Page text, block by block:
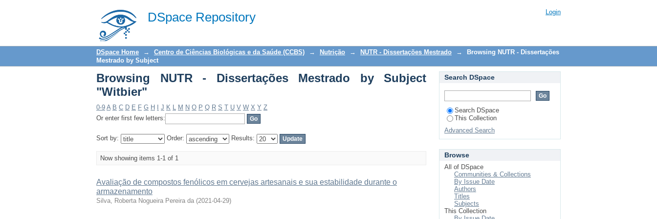
DSpace Repository
Browsing NUTR - Dissertações Mestrado by Subject "Witbier" Login
DSpace Home → Centro de Ciências Biológicas e da Saúde (CCBS) → Nutrição → NUTR - Dissertações Mestrado →
Browsing NUTR - Dissertações
Mestrado by Subject
Browsing NUTR - Dissertações Mestrado by Subject
"Witbier"
0-9 A B C D E F G H J K L M N O P Q R S T U V W X Y Z
Or enter first few letters:
Sort by: Order: Results:
Now showing items 1-1 of 1
Avaliação de compostos fenólicos em cervejas artesanais e sua estabilidade durante o
armazenamento
Silva, Roberta Nogueira Pereira da (2021-04-29)
Search DSpace
Search DSpace
This Collection
Advanced Search
Browse
All of DSpace
Communities & Collections
By Issue Date
Authors
Titles
Subjects
This Collection